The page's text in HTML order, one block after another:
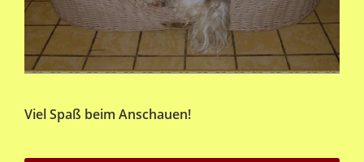
Viel Spaß beim Anschauen!